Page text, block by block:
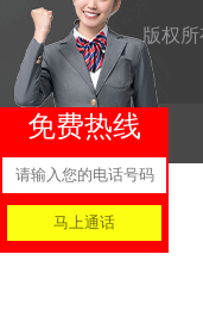
版权
免费热线